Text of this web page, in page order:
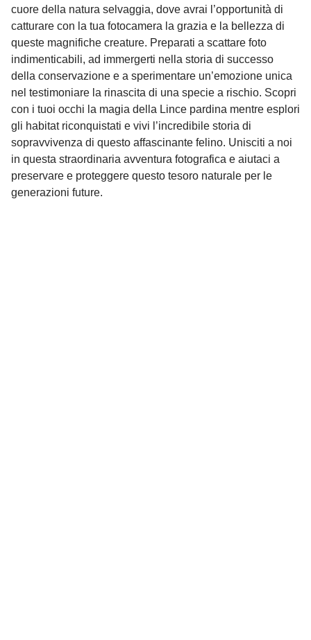
cuore della natura selvaggia, dove avrai l’opportunità di
catturare con la tua fotocamera la grazia e la bellezza di
queste magnifiche creature. Preparati a scattare foto
indimenticabili, ad immergerti nella storia di successo
della conservazione e a sperimentare un’emozione unica
nel testimoniare la rinascita di una specie a rischio. Scopri
con i tuoi occhi la magia della Lince pardina mentre esplori
gli habitat riconquistati e vivi l’incredibile storia di
sopravvivenza di questo affascinante felino. Unisciti a noi
in questa straordinaria avventura fotografica e aiutaci a
preservare e proteggere questo tesoro naturale per le
generazioni future.